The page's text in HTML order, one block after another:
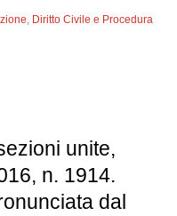
, Diritto Civile e Procedura
unite,
n. 1914.
dal